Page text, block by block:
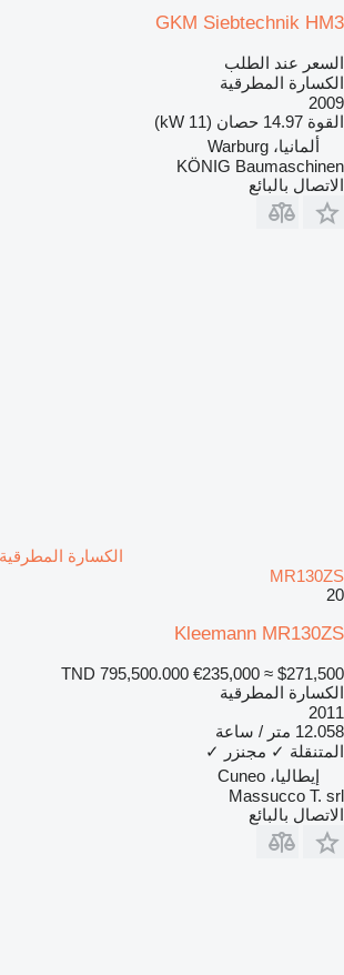
GKM Siebtechnik HM3
السعر عند الطلب
الكسارة المطرقية
2009
القوة 14.97 حصان (11 kW)
ألمانيا، Warburg
KÖNIG Baumaschinen
الاتصال بالبائع
MR130ZS
20
Kleemann MR130ZS
TND 795,500.000 €235,000 ≈ $271,500
الكسارة المطرقية
2011
12.058 متر / ساعة
المتنقلة ✓ مجنزر
✓
إيطاليا، Cuneo
Massucco T. srl
الاتصال بالبائع